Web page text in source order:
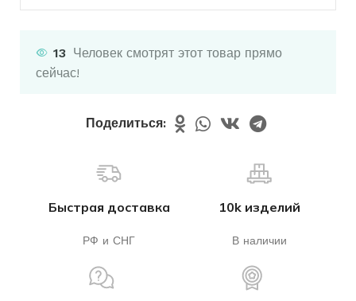
13 Человек смотрят этот товар прямо
сейчас!
Поделиться:
Быстрая доставка
РФ и СНГ
10k изделий
В наличии